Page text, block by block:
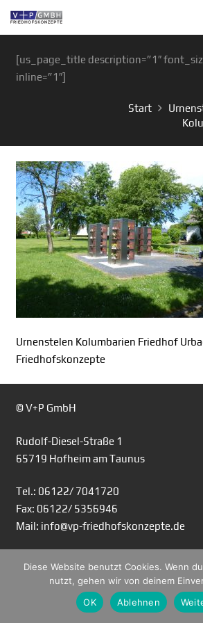
[us_page_title description=”1″
inline=”1″]
Start
Urnenstelen Kolumbarien Friedhof
Friedhofskonzepte
© V+P GmbH
Rudolf-Diesel-Straße 1
65719 Hofheim am Taunus
Tel.: 06122/ 7041720
Fax: 06122/ 5356946
Mail: info@vp-friedhofskonzepte.de
Diese Website benutzt Cookies. Wenn
nutzt, gehen wir von deinem
OK
Ablehnen